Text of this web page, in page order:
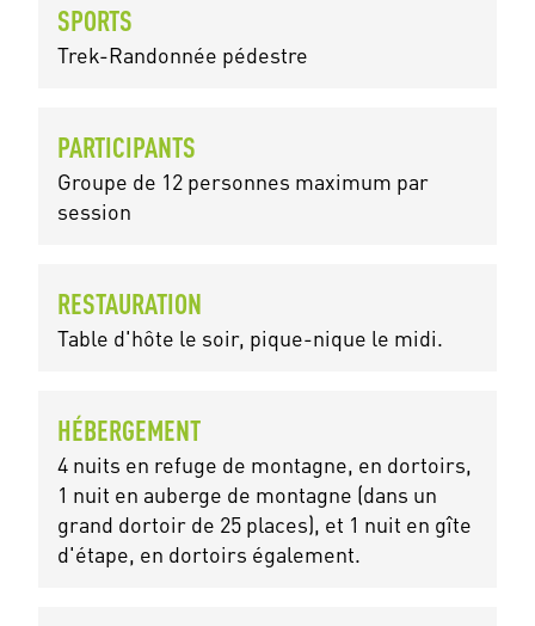
SPORTS
Trek-Randonnée pédestre
PARTICIPANTS
Groupe de 12 personnes maximum par
session
RESTAURATION
Table d'hôte le soir, pique-nique le midi.
HÉBERGEMENT
4 nuits en refuge de montagne, en dortoirs,
1 nuit en auberge de montagne (dans un
grand dortoir de 25 places), et 1 nuit en gîte
d'étape, en dortoirs également.